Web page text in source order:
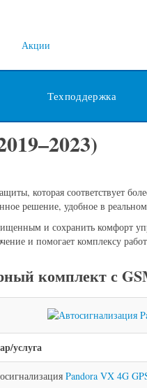
Акции
Техподдержка
которая соответствует
решение, удобное в
и сохранить комфорт
и помогает комплексу
комплект с
услуга
Pandora VX 4G